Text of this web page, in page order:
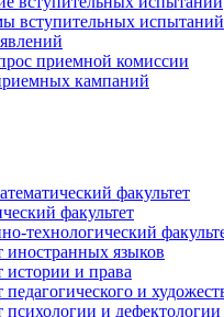
вступительных испытаний
приемной комиссии
кампаний
факультет
факультет
технологический
иностранных языков
истории и права
педагогического и
психологии и дефектологии